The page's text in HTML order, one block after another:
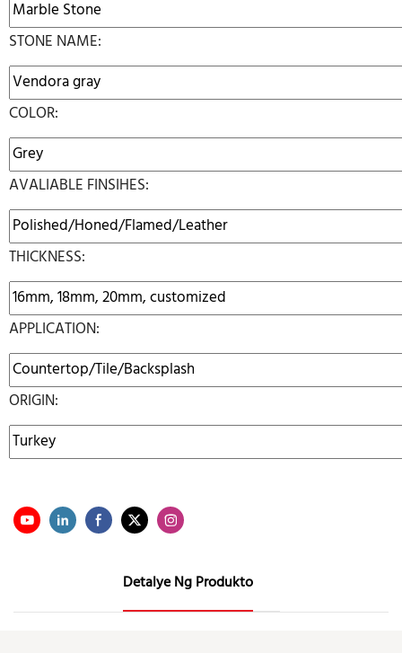
STONE NAME:
COLOR:
AVALIABLE FINSIHES:
THICKNESS:
APPLICATION:
ORIGIN:
Detalye Ng Produkto